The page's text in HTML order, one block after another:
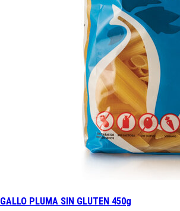
GALLO PLUMA SIN GLUTEN 450g